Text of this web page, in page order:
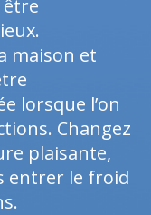
maison et
lorsque l’on
Changez
plaisante,
entrer le froid